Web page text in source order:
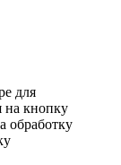
для
кнопку
обработку